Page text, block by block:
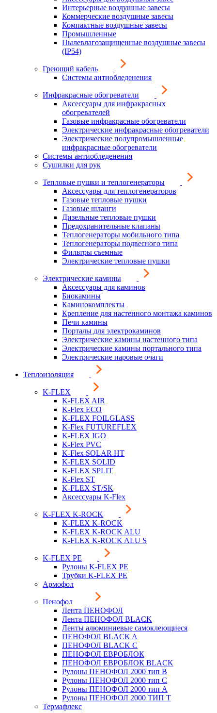
Интерьерные воздушные завесы
Коммерческие воздушные завесы
Компактные воздушные завесы
Промышленные
Пылевлагозащищенные воздушные завесы
(IP54)
Греющий кабель
Системы антиобледенения
Инфракрасные обогреватели
Аксессуары для инфракрасных
обогревателей
Газовые инфракрасные обогреватели
Электрические инфракрасные обогреватели
Электрические полупромышленные
инфракрасные обогреватели
Системы антиобледенения
Сушилки для рук
Тепловые пушки и теплогенераторы
Аксессуары для теплогенераторов
Газовые тепловые пушки
Газовые шланги
Дизельные тепловые пушки
Предохранительные клапаны
Теплогенераторы мобильного типа
Теплогенераторы подвесного типа
Фильтры съемные
Электрические тепловые пушки
Электрические камины
Аксессуары для каминов
Биокамины
Каминокомплекты
Крепление для настенного монтажа каминов
Печи камины
Порталы для электрокаминов
Электрические камины настенного типа
Электрические камины портального типа
Электрические паровые очаги
Теплоизоляция
K-FLEX
K-FLEX AIR
K-Flex ECO
K-FLEX FOILGLASS
K-Flex FUTUREFLEX
K-FLEX IGO
K-Flex PVC
K-Flex SOLAR HT
K-FLEX SOLID
K-FLEX SPLIT
K-Flex ST
K-FLEX ST/SK
Аксессуары K-Flex
K-FLEX K-ROCK
K-FLEX K-ROCK
K-FLEX K-ROCK ALU
K-FLEX K-ROCK ALU S
K-FLEX PE
Рулоны K-FLEX PE
Трубки K-FLEX PE
Армофол
Пенофол
Лента ПЕНОФОЛ
Лента ПЕНОФОЛ BLACK
Ленты алюминиевые самоклеющиеся
ПЕНОФОЛ BLACK A
ПЕНОФОЛ BLACK С
ПЕНОФОЛ ЕВРОБЛОК
ПЕНОФОЛ ЕВРОБЛОК BLACK
Рулоны ПЕНОФОЛ 2000 тип B
Рулоны ПЕНОФОЛ 2000 тип C
Рулоны ПЕНОФОЛ 2000 тип А
Рулоны ПЕНОФОЛ 2000 ТИП Т
Термафлекс